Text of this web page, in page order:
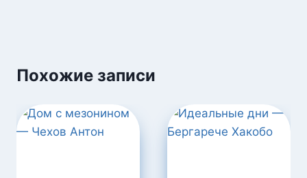
Похожие записи